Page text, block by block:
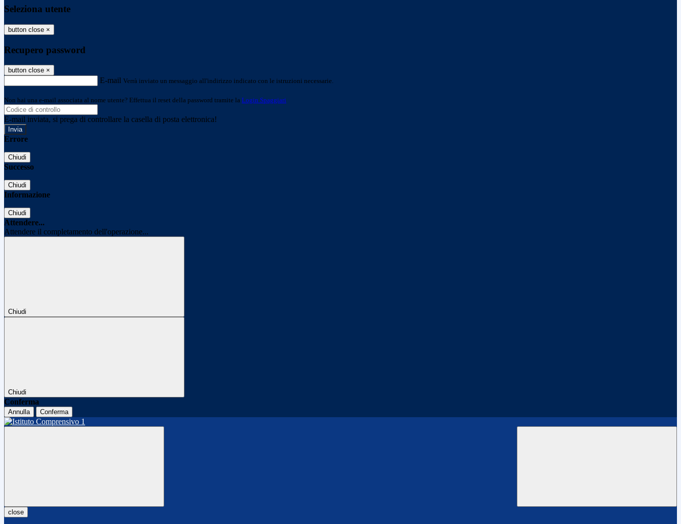
Seleziona utente
button close ×
Recupero password
button close ×
E-mail Verrà inviato un messaggio all'indirizzo indicato con le istruzioni necessarie.
Non hai una e-mail associata al nome utente? Effettua il reset della password tramite la Login Spaggiari
E-mail inviata, si prega di controllare la casella di posta elettronica!
Errore
Chiudi
Successo
Chiudi
Informazione
Chiudi
Attendere...
Attendere il completamento dell'operazione...
Chiudi
Chiudi
Conferma
Annulla Conferma
close